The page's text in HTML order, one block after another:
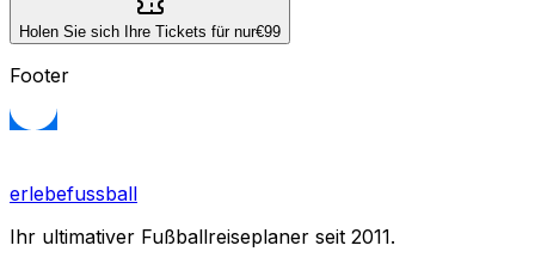
Holen Sie sich Ihre Tickets für nur€99
Footer
erlebefussball
Ihr ultimativer Fußballreiseplaner seit 2011.